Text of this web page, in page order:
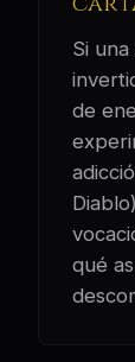
Si
de
qué